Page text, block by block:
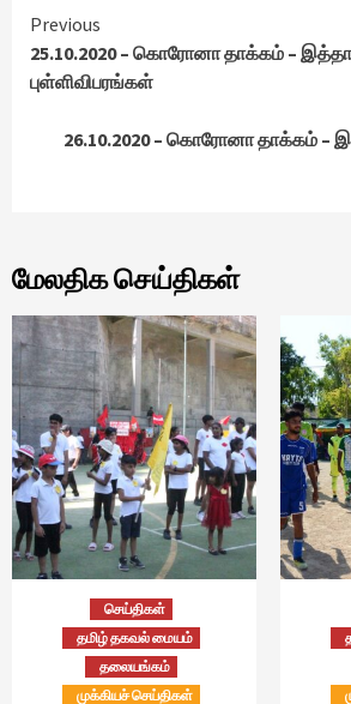
Continue
Reading
Previous
25.10.2020 – கொரோனா தாக்கம் –
புள்ளிவிபரங்கள்
26.10.2020 – கொரோனா தாக்கம் –
மேலதிக செய்திகள்
செய்திகள்
தமிழ் தகவல் மையம்
தலையங்கம்
முக்கியச் செய்திகள்